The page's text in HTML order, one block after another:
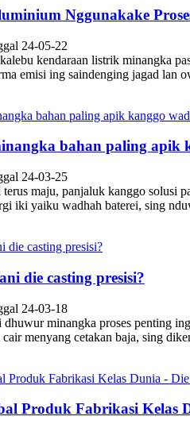
Nggunakake
24-05-22
kendaraan listrik minangka
emisi ing saindenging jagad lan
bahan paling apik
24-03-25
maju, panjaluk kanggo solusi
iki yaiku wadhah baterei, sing
die casting presisi?
24-03-18
dhuwur minangka proses penting
menyang cetakan baja, sing
Produk Fabrikasi Kelas